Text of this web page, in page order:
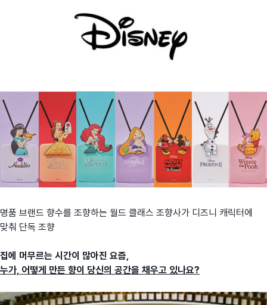
명품 브랜드 향수를 조향하는 월드 클래스 조향사가 디즈니 캐릭터에
맞춰 단독 조향
집에 머무르는 시간이 많아진 요즘,
누가, 어떻게 만든 향이 당신의 공간을 채우고 있나요?